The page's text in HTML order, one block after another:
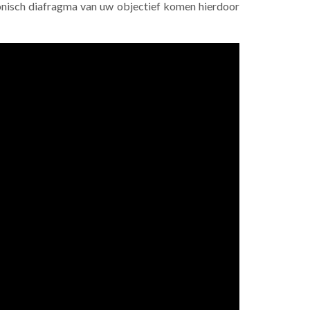
diafragma van uw objectief komen hierdoor